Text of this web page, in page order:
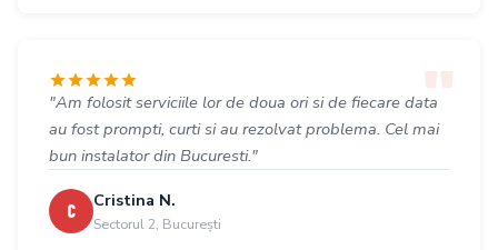
"Am folosit serviciile lor de doua ori si de fiecare data
au fost prompti, curti si au rezolvat problema. Cel mai
bun instalator din Bucuresti."
C Cristina N.
Sectorul 2, București